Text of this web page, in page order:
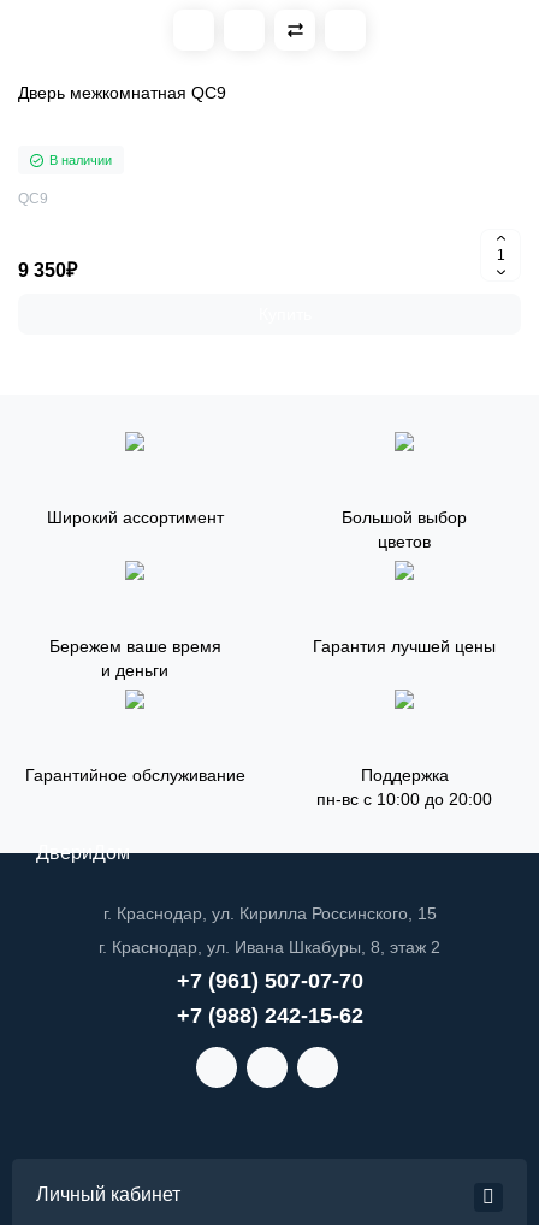
Дверь межкомнатная QC9
В наличии
QC9
9 350₽
Широкий ассортимент
Большой выбор
цветов
Бережем ваше время
и деньги
Гарантия лучшей цены
Гарантийное обслуживание
Поддержка
пн-вс с 10:00 до 20:00
ДвериДом
г. Краснодар, ул. Кирилла Россинского, 15
г. Краснодар, ул. Ивана Шкабуры, 8, этаж 2
+7 (961) 507-07-70
+7 (988) 242-15-62
Личный кабинет